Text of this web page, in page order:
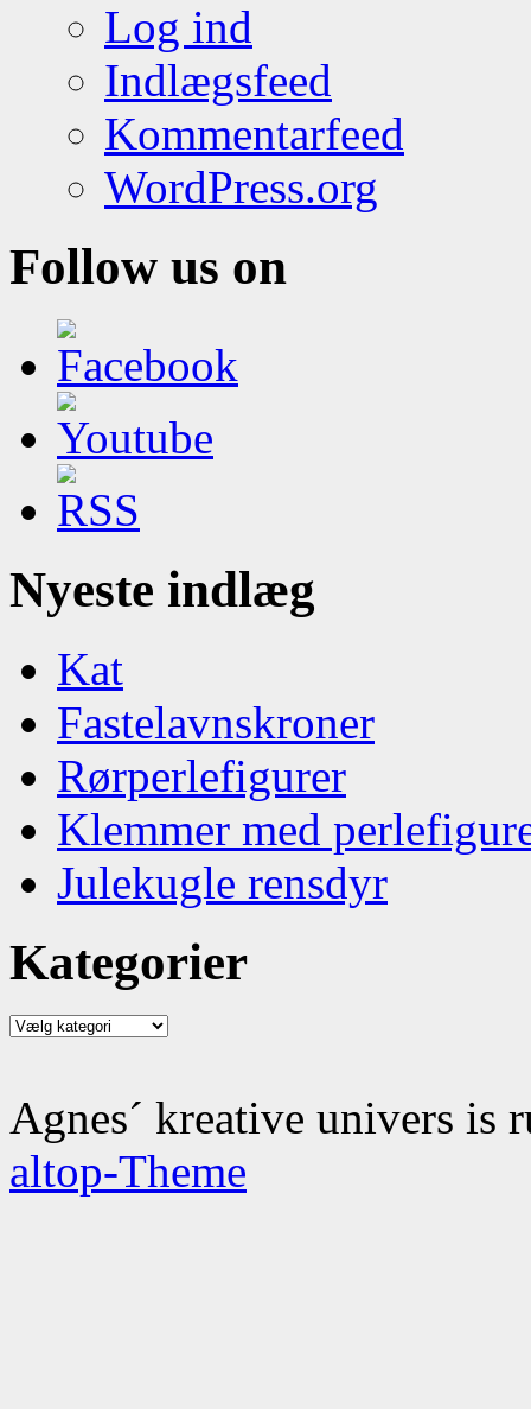
Log ind
Indlægsfeed
Kommentarfeed
WordPress.org
Follow us on
Nyeste indlæg
Kat
Fastelavnskroner
Rørperlefigurer
Klemmer med
Julekugle rensdyr
Kategorier
Kategorier
Agnes´ kreative univers
altop-Theme